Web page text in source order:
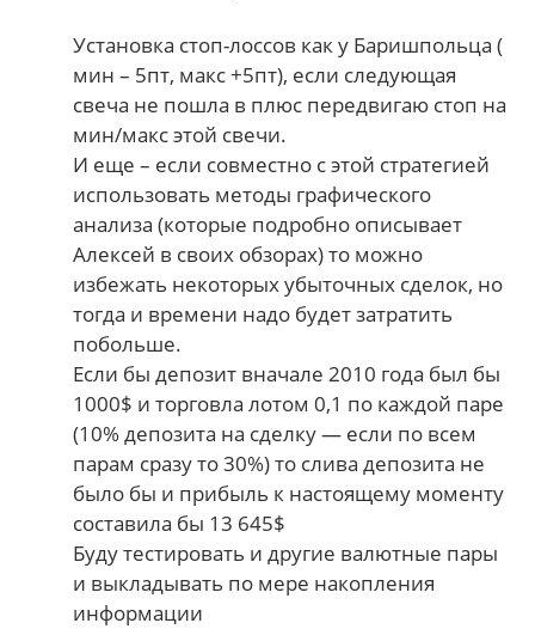
Установка стоп-лоссов как у Баришпольца (
мин – 5пт, макс +5пт), если следующая
свеча не пошла в плюс передвигаю стоп на
мин/макс этой свечи.
И еще – если совместно с этой стратегией
использовать методы графического
анализа (которые подробно описывает
Алексей в своих обзорах) то можно
избежать некоторых убыточных сделок, но
тогда и времени надо будет затратить
побольше.
Если бы депозит вначале 2010 года был бы
1000$ и торговла лотом 0,1 по каждой паре
(10% депозита на сделку — если по всем
парам сразу то 30%) то слива депозита не
было бы и прибыль к настоящему моменту
составила бы 13 645$
Буду тестировать и другие валютные пары
и выкладывать по мере накопления
информации